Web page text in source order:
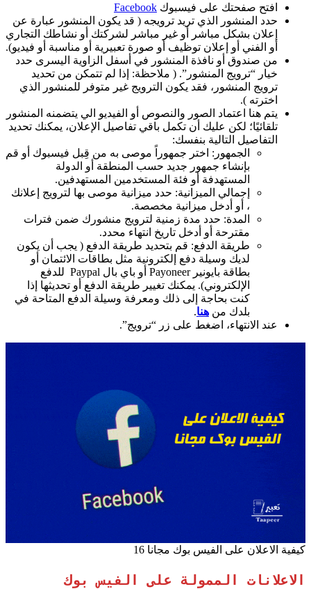
افتح صفحتك على فيسبوك Facebook
حدد المنشور الذي تريد ترويجه ( قد يكون المنشور عبارة عن
إعلان بشكل مباشر أو غير مباشر لشركتك أو نشاطك التجاري
أو الفني أو إعلان توظيف أو صورة تعبيرية أو مناسبة أو فيديو).
من صندوق أو نافذة المنشور في أسفل الزاوية اليسرى حدد
خيار “ترويج المنشور”. ( ملاحظة: إذا لم تتمكن من تحديد
ترويج المنشور، فقد يكون الترويج غير متوفر للمنشور الذي
اخترته ).
يتم هنا اعتماد الصور والنصوص أو الفيديو الي يتضمنه المنشور
تلقائيًا؛ لكن عليك أن تكمل باقي تفاصيل الإعلان، يمكنك تحديد
التفاصيل التالية بنفسك:
الجمهور: اختر جمهوراً موصى به من قِبل فيسبوك أو قم
بإنشاء جمهور جديد حسب المنطقة أو الدولة
المستهدفة أو فئة المستخدمين المستهدفين.
إجمالي الميزانية: حدد ميزانية موصى بها لترويج إعلانك
، أو أدخل ميزانية مخصصة.
المدة: حدد مدة زمنية لترويج منشورك ضمن فترات
مقترحة أو أدخل تاريخ انتهاء محدد.
طريقة الدفع: قم بتحديد طريقة الدفع ( يجب أن يكون
لديك وسيلة دفع إلكترونية مثل بطاقات الائتمان أو
بطاقة بايونير Payoneer أو باي بال Paypal للدفع
الإلكتروني). يمكنك تغيير طريقة الدفع أو تحديثها إذا
كنت بحاجة إلى ذلك ومعرفة وسيلة الدفع المتاحة في
بلدك من هنا.
عند الانتهاء، اضغط على زر “ترويج”.
كيفية الاعلان على الفيس بوك مجانا 16
الاعلانات الممولة على الفيس بوك